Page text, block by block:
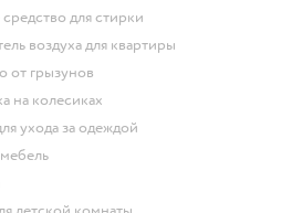
средство для стирки
воздуха для квартиры
от грызунов
на колесиках
ухода за одеждой
мебель